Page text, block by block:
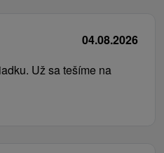
04.08.2026
Už sa tešíme na